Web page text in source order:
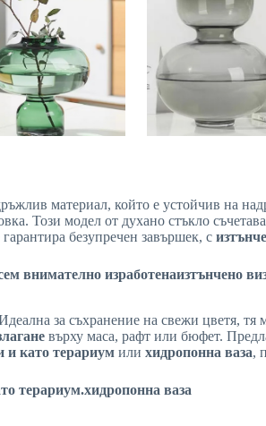
материал, който е устойчив на
Този модел от духано стъкло
гарантира безупречен завършек, с
внимателно изработенаизтънчено
за съхранение на свежи цветя, тя
върху маса, рафт или бюфет.
и като терариум или хидропонна ваза,
терариум.хидропонна ваза